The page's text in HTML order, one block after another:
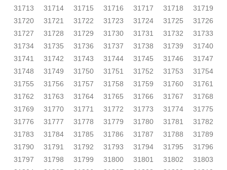
31713
31714 31715 31716 31717 31718
31719
31720
31721 31722 31723 31724 31725
31726
31727
31728 31729 31730 31731 31732
31733
31734
31735 31736 31737 31738 31739
31740
31741
31742 31743 31744 31745 31746
31747
31748
31749 31750 31751 31752 31753
31754
31755
31756 31757 31758 31759 31760
31761
31762
31763 31764 31765 31766 31767
31768
31769
31770 31771 31772 31773 31774
31775
31776
31777 31778 31779 31780 31781
31782
31783
31784 31785 31786 31787 31788
31789
31790
31791 31792 31793 31794 31795
31796
31797
31798 31799 31800 31801 31802
31803